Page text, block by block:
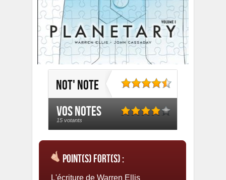
Not' note
Vos notes
15 votants
Point(s) fort(s) :
L'écriture de Warren Ellis